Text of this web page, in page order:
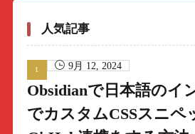
人気記事
9月 12, 2024
Obsidianで日本語のイ
でカスタムCSSスニペ